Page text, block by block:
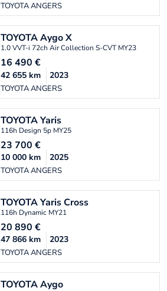
TOYOTA ANGERS
TOYOTAAygo X
1.0 VVT-i 72ch Air Collection S-CVT MY23
16 490 €
TOYOTA ANGERS
42 655 km 2023
TOYOTAYaris
116h Design 5p MY25
23 700 €
TOYOTA ANGERS
10 000 km 2025
TOYOTAYaris Cross
116h Dynamic MY21
20 890 €
TOYOTA ANGERS
47 866 km 2023
TOYOTAAygo